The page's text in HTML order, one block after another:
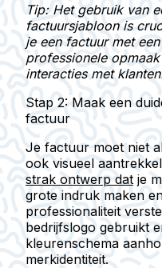
Tip: Het gebruik van
factuursjabloon is
je een factuur met
professionele
interacties met
Stap 2: Maak een
factuur
Je factuur moet niet
ook visueel
strak ontwerp dat je
grote indruk maken
professionaliteit
bedrijfslogo gebruikt
kleurenschema
merkidentiteit.